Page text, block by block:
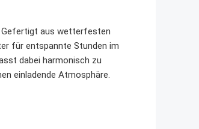
Gefertigt aus wetterfesten
für entspannte Stunden im
dabei harmonisch zu
einladende Atmosphäre.